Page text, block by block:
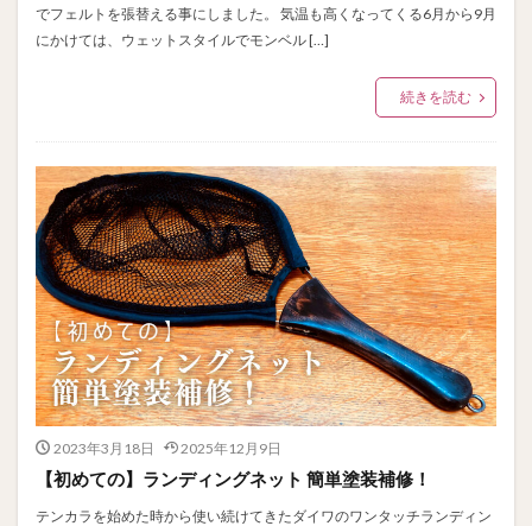
でフェルトを張替える事にしました。 気温も高くなってくる6月から9月
にかけては、ウェットスタイルでモンベル […]
続きを読む
2023年3月18日 2025年12月9日
【初めての】ランディングネット 簡単塗装補修！
テンカラを始めた時から使い続けてきたダイワのワンタッチランディン